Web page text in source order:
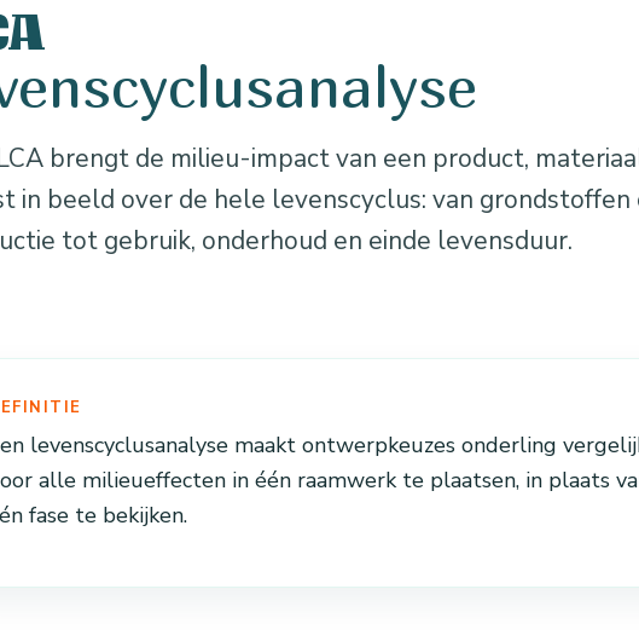
brengt de milieu-impact van een product,
in beeld over de hele levenscyclus: van grondstoffen
tot gebruik, onderhoud en einde levensduur.
levenscyclusanalyse maakt ontwerpkeuzes onderling
alle milieueffecten in één raamwerk te plaatsen, in plaats
fase te bekijken.